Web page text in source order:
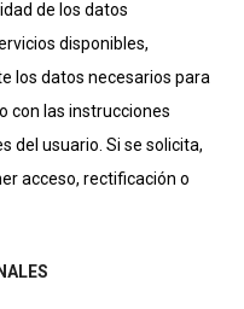
de los datos
disponibles,
los datos necesarios para
con las instrucciones
del usuario. Si se solicita,
acceso, rectificación o